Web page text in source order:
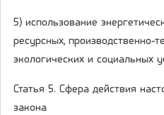
5) использование
ресурсных, производственно-
экологических и социальных
Статья 5. Сфера действия
закона